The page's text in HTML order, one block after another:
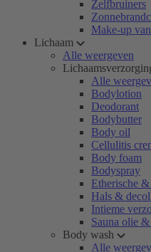
Zelfbruiners
Make-up
Lichaam
Alle weergeven
Alle
Bodylotion
Deodorant
Bodybutter
Body oil
Cellulitis
Body foam
Bodyspray
Etherische
Hals &
Intieme
Sauna olie
Body wash
Alle